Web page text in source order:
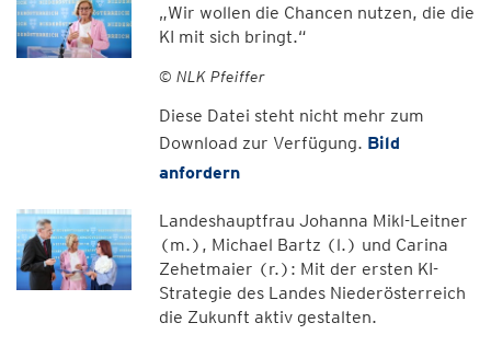
„Wir wollen die Chancen nutzen, die die
KI mit sich bringt.“
© NLK Pfeiffer
Diese Datei steht nicht mehr zum
Download zur Verfügung. Bild
anfordern
Landeshauptfrau Johanna Mikl-Leitner
(m.), Michael Bartz (l.) und Carina
Zehetmaier (r.): Mit der ersten KI-
Strategie des Landes Niederösterreich
die Zukunft aktiv gestalten.